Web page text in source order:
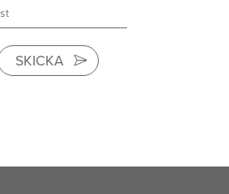
SKICKA